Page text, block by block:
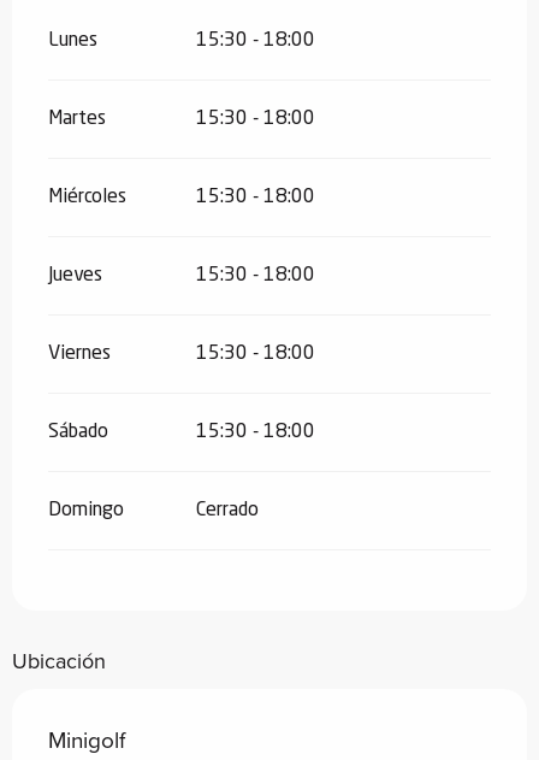
Lunes 15:30 - 18:00
Martes 15:30 - 18:00
Miércoles 15:30 - 18:00
Jueves 15:30 - 18:00
Viernes 15:30 - 18:00
Sábado 15:30 - 18:00
Domingo Cerrado
Ubicación
Minigolf